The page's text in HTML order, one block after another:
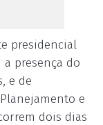
presidencial
presença do
e de
e
dois dias